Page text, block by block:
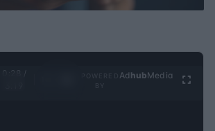
0:29 /
Ad hubMedia